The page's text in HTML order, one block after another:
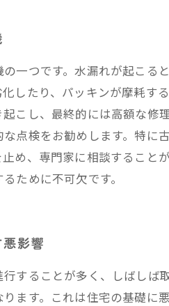
漏れトラブルを乗り越え、安
一つです。水漏れが起こ
したり、パッキンが摩耗す
こし、最終的には高額な
点検をお勧めします。特
め、専門家に相談するこ
ために不可欠です。
影響
することが多く、しばし
ます。これは住宅の基礎